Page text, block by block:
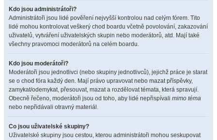
Kdo jsou administrátoři?
Administrátoři jsou lidé pověření nejvyšší kontrolou nad celým fórem. Tito
lidé mohou kontrolovat veškerý chod boardu včetně povolování, zakazování
uživatelů, vytváření uživatelských skupin nebo moderátorů, atd. Mají také
všechny pravomoci moderátorů na celém boardu.
Kdo jsou moderátoři?
Moderátoři jsou jednotlivci (nebo skupiny jednotlivců), jejichž práce je starat
se o chod fóra každý den. Mají právo upravovat nebo mazat příspěvky,
zamykat/odemykat, přesouvat, mazat a rozdělovat témata, která spravují.
Obecně řečeno, moderátoři jsou od toho, aby lidé nepřispívali mimo téma
nebo nepřidávali otravný materiál.
Co jsou uživatelské skupiny?
Uživatelské skupiny jsou cestou, kterou administrátoři mohou seskupovat